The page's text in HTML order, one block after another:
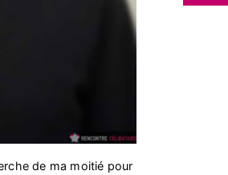
de ma moitié pour